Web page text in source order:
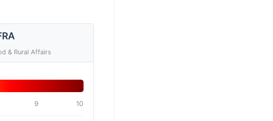
& Rural Affairs
9 10